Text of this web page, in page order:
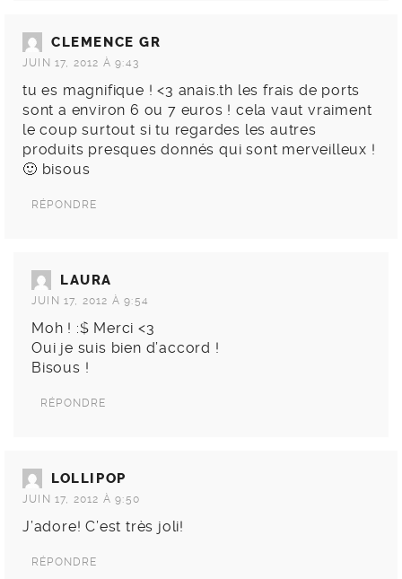
CLEMENCE GR
JUIN 17, 2012 À 9:43
tu es magnifique ! <3 anais.th les frais de ports
sont a environ 6 ou 7 euros ! cela vaut vraiment
le coup surtout si tu regardes les autres
produits presques donnés qui sont merveilleux !
🙂 bisous
RÉPONDRE
LAURA
JUIN 17, 2012 À 9:54
Moh ! :$ Merci <3
Oui je suis bien d’accord !
Bisous !
RÉPONDRE
LOLLIPOP
JUIN 17, 2012 À 9:50
J’adore! C’est très joli!
RÉPONDRE